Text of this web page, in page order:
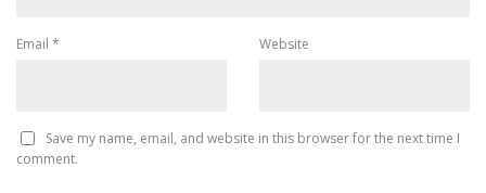
Email * Website
Save my name, email, and website in this browser for the next time I
comment.